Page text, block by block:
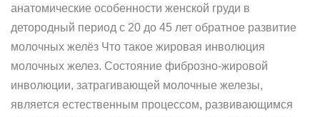
анатомические особенности женской груди в
детородный период с 20 до 45 лет обратное развитие
молочных желёз Что такое жировая инволюция
молочных желез. Состояние фиброзно-жировой
инволюции, затрагивающей молочные железы,
является естественным процессом, развивающимся